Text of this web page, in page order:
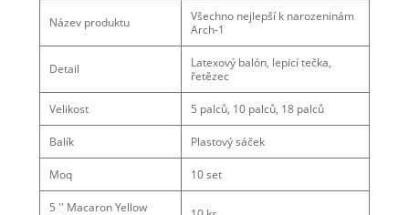
Název produktu
Všechno nejlepší k narozeninám
Arch-1
Detail
Latexový balón, lepicí tečka,
řetězec
Velikost 5 palců, 10 palců, 18 palců
Balík Plastový sáček
Moq 10 set
5 '' Macaron Yellow